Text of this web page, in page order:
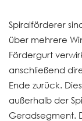
Spiralförderer
über mehrere
Fördergurt
anschließend
Ende zurück.
außerhalb der
Geradsegment.